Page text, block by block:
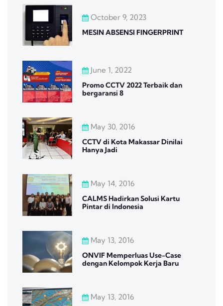
October 9, 2023
MESIN ABSENSI FINGERPRINT
June 1, 2022
Promo CCTV 2022 Terbaik dan
bergaransi 8
May 30, 2016
CCTV di Kota Makassar Dinilai
Hanya Jadi
May 14, 2016
CALMS Hadirkan Solusi Kartu
Pintar di Indonesia
May 13, 2016
ONVIF Memperluas Use-Case
dengan Kelompok Kerja Baru
May 13, 2016